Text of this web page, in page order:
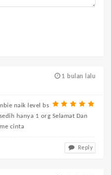
1 bulan lalu
naik level bs
hanya 1 org Selamat Dan
cinta
Reply